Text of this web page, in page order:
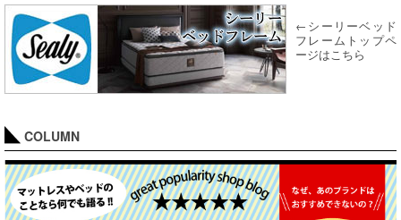
←シーリーベッド
フレームトップペ
ージはこちら
COLUMN